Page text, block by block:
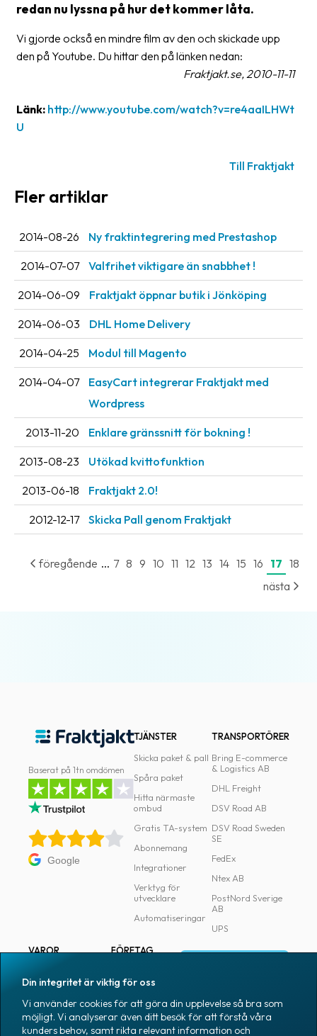
Upphämtningar
Manualer
Nedladdningar
Om
Pressrum
Medarbetare
Jobb
&
karriär
Nyhetsarkiv
Kontakta
oss
Villkor
Allmänna
villkor
Integritet
och
redan nu lyssna på hur det kommer låta.
Vi gjorde också en mindre film av den och skickade upp
den på Youtube. Du hittar den på länken nedan:
Fraktjakt.se, 2010-11-11
Länk: http://www.youtube.com/watch?v=re4aaILHWt
U
Till Fraktjakt
Fler artiklar
2014-08-26 Ny fraktintegrering med Prestashop
2014-07-07 Valfrihet viktigare än snabbhet !
2014-06-09 Fraktjakt öppnar butik i Jönköping
2014-06-03 DHL Home Delivery
2014-04-25 Modul till Magento
2014-04-07
EasyCart integrerar Fraktjakt med
Wordpress
2013-11-20 Enklare gränssnitt för bokning !
2013-08-23 Utökad kvittofunktion
2013-06-18 Fraktjakt 2.0!
2012-12-17 Skicka Pall genom Fraktjakt
föregående ... 7 8 9 10 11 12 13 14 15 16 17 18
nästa
Baserat på 1tn omdömen
Google
TJÄNSTER
Skicka paket & pall
Spåra paket
Hitta närmaste
ombud
Gratis TA-system
Abonnemang
Integrationer
Verktyg för
utvecklare
Automatiseringar
TRANSPORTÖRER
Bring E-commerce
& Logistics AB
DHL Freight
DSV Road AB
DSV Road Sweden
SE
FedEx
Ntex AB
PostNord Sverige
AB
UPS
VAROR
Märkning
Emballage
Emballagetillbehör
FÖRETAG
Pressrum
Medarbetare
Jobb & karriär
Skapa konto
Din integritet är viktig för oss
Vi använder cookies för att göra din upplevelse så bra som
möjligt. Vi analyserar även ditt besök för att förstå våra
kunders behov, samt rikta relevant information och